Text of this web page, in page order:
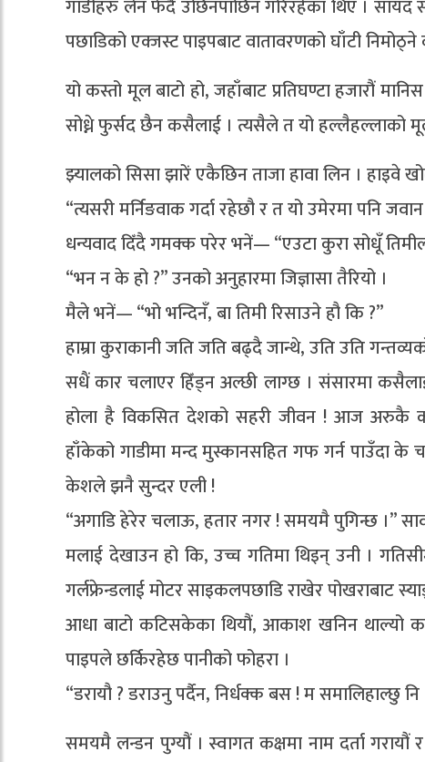
गाडीहरु लेन फेर्दै उछिनपाछिन गरिरहेका थिए ।
पछाडिको एक्जस्ट पाइपबाट वातावरणको घाँटी
यो कस्तो मूल बाटो हो, जहाँबाट प्रतिघण्टा हजारौं
सोध्ने फुर्सद छैन कसैलाई । त्यसैले त यो हल्लैहल्लाको
झ्यालको सिसा झारें एकैछिन ताजा हावा लिन । हाइवे
“त्यसरी मर्निङवाक गर्दा रहेछौ र त यो उमेरमा पनि
धन्यवाद दिँदै गमक्क परेर भनें— “एउटा कुरा सोधूँ
“भन न के हो ?” उनको अनुहारमा जिज्ञासा तैरियो ।
मैले भनें— “भो भन्दिनँ, बा तिमी रिसाउने हौ कि ?”
हाम्रा कुराकानी जति जति बढ्दै जान्थे, उति उति
सधैं कार चलाएर हिँड्न अल्छी लाग्छ । संसारमा
होला है विकसित देशको सहरी जीवन ! आज अरुकै
हाँकेको गाडीमा मन्द मुस्कानसहित गफ गर्न पाउँदा के
केशले झनै सुन्दर एली !
“अगाडि हेरेर चलाऊ, हतार नगर ! समयमै पुगिन्छ ।”
मलाई देखाउन हो कि, उच्च गतिमा थिइन् उनी ।
गर्लफ्रेन्डलाई मोटर साइकलपछाडि राखेर पोखराबाट
आधा बाटो कटिसकेका थियौं, आकाश खनिन थाल्यो
पाइपले छर्किरहेछ पानीको फोहरा ।
“डरायौ ? डराउनु पर्दैन, निर्धक्क बस ! म समालिहाल्छु
समयमै लन्डन पुग्यौं । स्वागत कक्षमा नाम दर्ता